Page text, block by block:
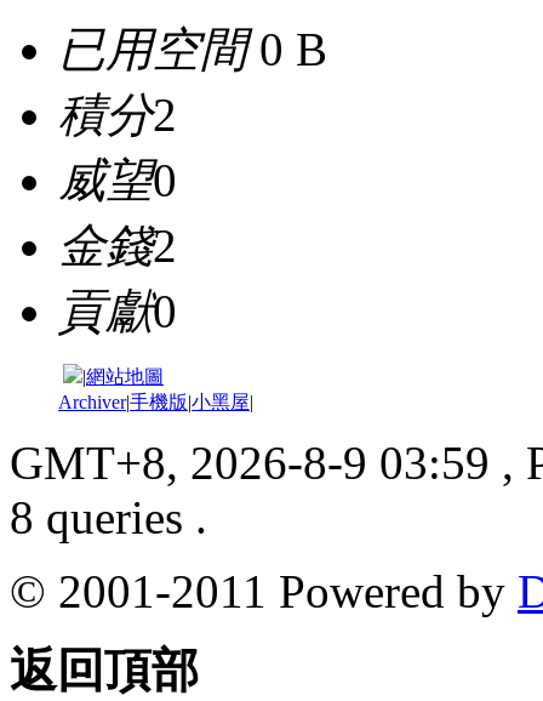
已用空間0 B
積分2
威望0
金錢2
貢獻0
|網站地圖
Archiver|手機版|小黑屋|
GMT+8, 2026-8-9 03:59 ,
8 queries .
© 2001-2011 Powered by
返回頂部